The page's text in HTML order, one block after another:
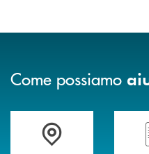
Come possiamo
Trova la filiale più vicina a te .Hai